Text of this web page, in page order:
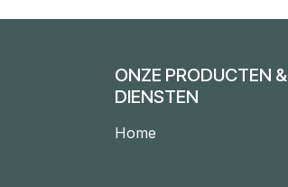
ONZE PRODUCTEN &
DIENSTEN
Home